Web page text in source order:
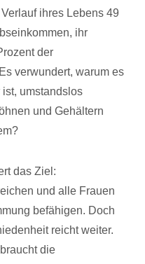
ihres Lebens 49
ihr
der
verwundert, warum es
umstandslos
und Gehältern
das Ziel:
und alle Frauen
befähigen. Doch
reicht weiter.
die